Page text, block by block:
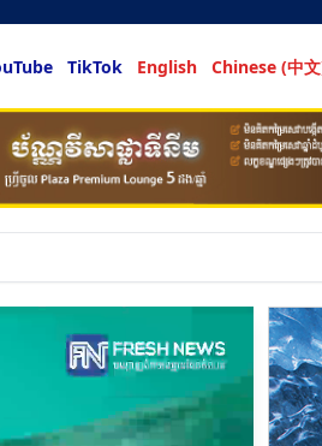
TikTok English Chinese (中